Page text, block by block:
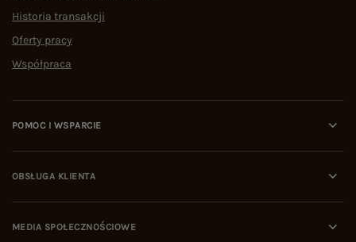
Historia transakcji
Oferty pracy
Współpraca
POMOC I WSPARCIE
OBSŁUGA KLIENTA
MEDIA SPOŁECZNOŚCIOWE